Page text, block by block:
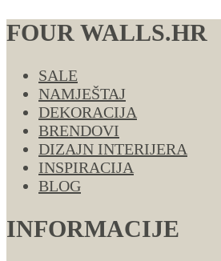
FOUR WALLS.HR
SALE
NAMJEŠTAJ
DEKORACIJA
BRENDOVI
DIZAJN INTERIJERA
INSPIRACIJA
BLOG
INFORMACIJE